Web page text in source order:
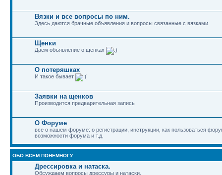
Вязки и все вопросы по ним.
Здесь даются брачные объявления и вопросы связанные с вязками.
Щенки
Даем объявление о щенках
О потеряшках
И такое бывает
Заявки на щенков
Производится предварительная запись
О Форуме
все о нашем форуме: о регистрации, инструкции, как пользоваться
возможности форума и т.д.
ОБО ВСЕМ ПОНЕМНОГУ
Дрессировка и натаска.
Обсуждаем вопросы дрессуры и натаски.